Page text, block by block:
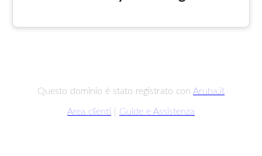
Questo dominio è stato registrato con Aruba.it
Area clienti Guide e Assistenza